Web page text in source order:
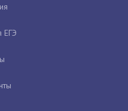
ЕГЭ